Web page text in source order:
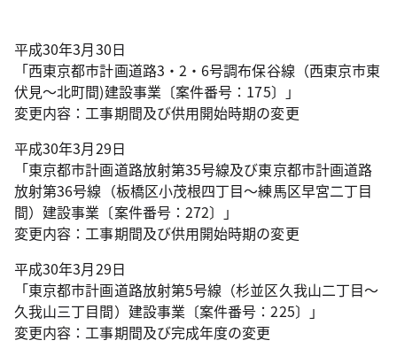
平成30年3月30日
「西東京都市計画道路3・2・6号調布保谷線（西東京市東
伏見～北町間)建設事業〔案件番号：175〕」
変更内容：工事期間及び供用開始時期の変更
平成30年3月29日
「東京都市計画道路放射第35号線及び東京都市計画道路
放射第36号線（板橋区小茂根四丁目～練馬区早宮二丁目
間）建設事業〔案件番号：272〕」
変更内容：工事期間及び供用開始時期の変更
平成30年3月29日
「東京都市計画道路放射第5号線（杉並区久我山二丁目～
久我山三丁目間）建設事業〔案件番号：225〕」
変更内容：工事期間及び完成年度の変更